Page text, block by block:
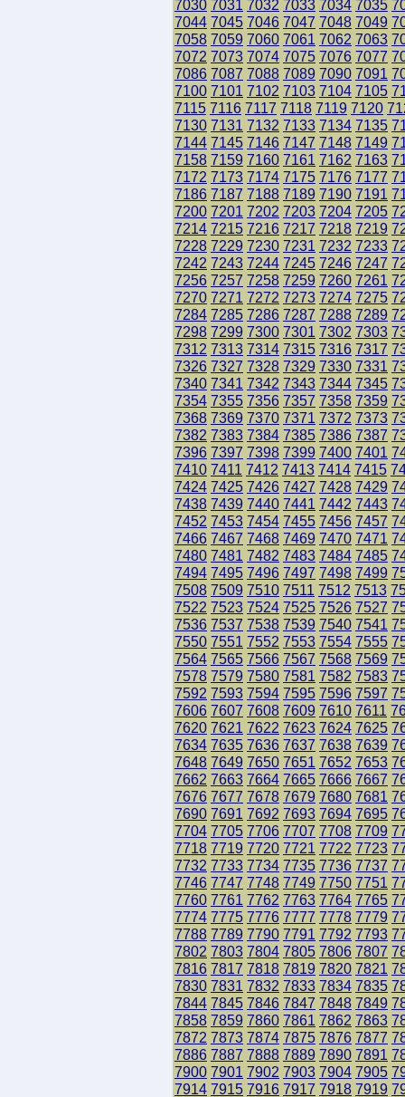
7030 7031 7032 7033 7034 7035
7044 7045 7046 7047 7048 7049
7058 7059 7060 7061 7062 7063
7072 7073 7074 7075 7076 7077
7086 7087 7088 7089 7090 7091
7100 7101 7102 7103 7104 7105
7115 7116 7117 7118 7119 7120
7130 7131 7132 7133 7134 7135
7144 7145 7146 7147 7148 7149
7158 7159 7160 7161 7162 7163
7172 7173 7174 7175 7176 7177
7186 7187 7188 7189 7190 7191
7200 7201 7202 7203 7204 7205
7214 7215 7216 7217 7218 7219
7228 7229 7230 7231 7232 7233
7242 7243 7244 7245 7246 7247
7256 7257 7258 7259 7260 7261
7270 7271 7272 7273 7274 7275
7284 7285 7286 7287 7288 7289
7298 7299 7300 7301 7302 7303
7312 7313 7314 7315 7316 7317
7326 7327 7328 7329 7330 7331
7340 7341 7342 7343 7344 7345
7354 7355 7356 7357 7358 7359
7368 7369 7370 7371 7372 7373
7382 7383 7384 7385 7386 7387
7396 7397 7398 7399 7400 7401
7410 7411 7412 7413 7414 7415
7424 7425 7426 7427 7428 7429
7438 7439 7440 7441 7442 7443
7452 7453 7454 7455 7456 7457
7466 7467 7468 7469 7470 7471
7480 7481 7482 7483 7484 7485
7494 7495 7496 7497 7498 7499
7508 7509 7510 7511 7512 7513
7522 7523 7524 7525 7526 7527
7536 7537 7538 7539 7540 7541
7550 7551 7552 7553 7554 7555
7564 7565 7566 7567 7568 7569
7578 7579 7580 7581 7582 7583
7592 7593 7594 7595 7596 7597
7606 7607 7608 7609 7610 7611
7620 7621 7622 7623 7624 7625
7634 7635 7636 7637 7638 7639
7648 7649 7650 7651 7652 7653
7662 7663 7664 7665 7666 7667
7676 7677 7678 7679 7680 7681
7690 7691 7692 7693 7694 7695
7704 7705 7706 7707 7708 7709
7718 7719 7720 7721 7722 7723
7732 7733 7734 7735 7736 7737
7746 7747 7748 7749 7750 7751
7760 7761 7762 7763 7764 7765
7774 7775 7776 7777 7778 7779
7788 7789 7790 7791 7792 7793
7802 7803 7804 7805 7806 7807
7816 7817 7818 7819 7820 7821
7830 7831 7832 7833 7834 7835
7844 7845 7846 7847 7848 7849
7858 7859 7860 7861 7862 7863
7872 7873 7874 7875 7876 7877
7886 7887 7888 7889 7890 7891
7900 7901 7902 7903 7904 7905
7914 7915 7916 7917 7918 7919